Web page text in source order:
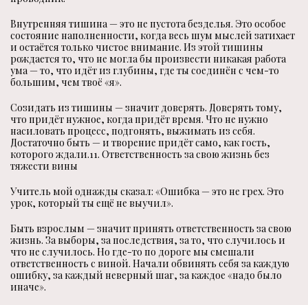
Внутренняя тишина — это не пустота безделья. Это особое
состояние наполненности, когда весь шум мыслей затихает
и остаётся только чистое внимание. Из этой тишины
рождается то, что не могла бы произвести никакая работа
ума — то, что идёт из глубины, где ты соединён с чем-то
большим, чем твоё «я».
Созидать из тишины — значит доверять. Доверять тому,
что придёт нужное, когда придёт время. Что не нужно
насиловать процесс, подгонять, выжимать из себя.
Достаточно быть — и творение придёт само, как гость,
которого ждали.11. Ответственность за свою жизнь без
тяжести вины
Учитель мой однажды сказал: «Ошибка — это не грех. Это
урок, который ты ещё не выучил».
Быть взрослым — значит принять ответственность за свою
жизнь. За выборы, за последствия, за то, что случилось и
что не случилось. Но где-то по дороге мы смешали
ответственность с виной. Начали обвинять себя за каждую
ошибку, за каждый неверный шаг, за каждое «надо было
иначе».